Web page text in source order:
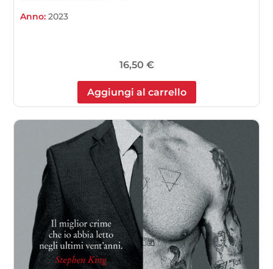
Anno:2023
16,50 €
Aggiungi al carrello